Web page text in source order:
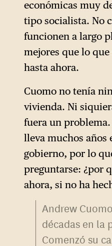
aceptables en
dado.
Las
«ventana» se
radicales o
mientras que
dentro
aplicarse.
económicas muy
tipo socialista. No
funcionen a largo
mejores que lo
hasta ahora.
Cuomo no tenía
vivienda. Ni
fuera un
lleva muchos años
gobierno, por lo
preguntarse: ¿por
ahora, si no ha
Andrew
décadas en la
Comenzó su